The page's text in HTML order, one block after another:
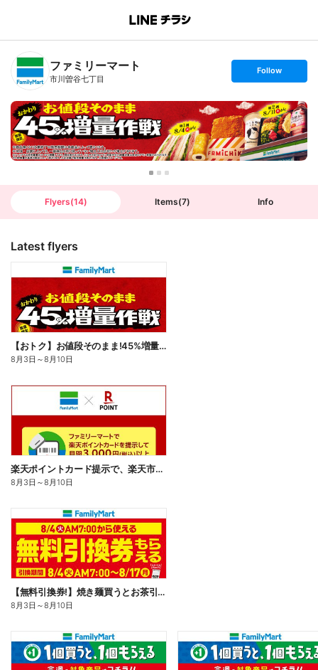
B
n
T
ファミリーマート
市川曽谷七丁目
s
t
o
l
l
o
w
Follow
Flyers(14) Items(7) Info
Latest flyers
【おトク】お値段そのまま!45%増量作戦!
8月3日 ～8月10日
楽天ポイントカード提示で、楽天市場でのお買い物がおトクに!
8月3日 ～8月10日
【無料引換券!】焼き麺買うとお茶引換券貰える!
8月3日 ～8月10日